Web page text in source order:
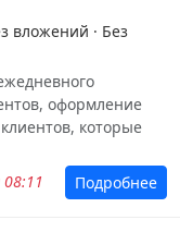
вложений · Без
оформление
которые
08:11
Подробнее